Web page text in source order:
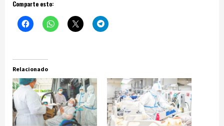
Comparte esto:
Relacionado